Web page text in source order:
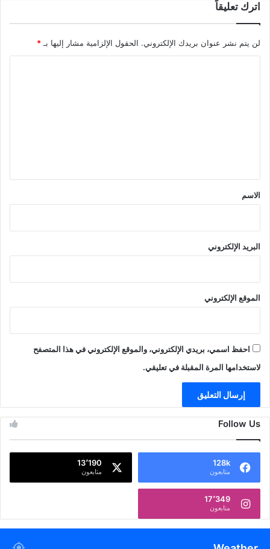
اترك تعليقاً
لن يتم نشر عنوان بريدك الإلكتروني. الحقول الإلزامية مشار إليها بـ *
*
الاسم
البريد الإلكتروني
الموقع الإلكتروني
احفظ اسمي، بريدي الإلكتروني، والموقع الإلكتروني في هذا المتصفح
لاستخدامها المرة المقبلة في تعليقي.
Follow Us
128k
متابعون
13٬190
متابعون
17٬349
متابعون